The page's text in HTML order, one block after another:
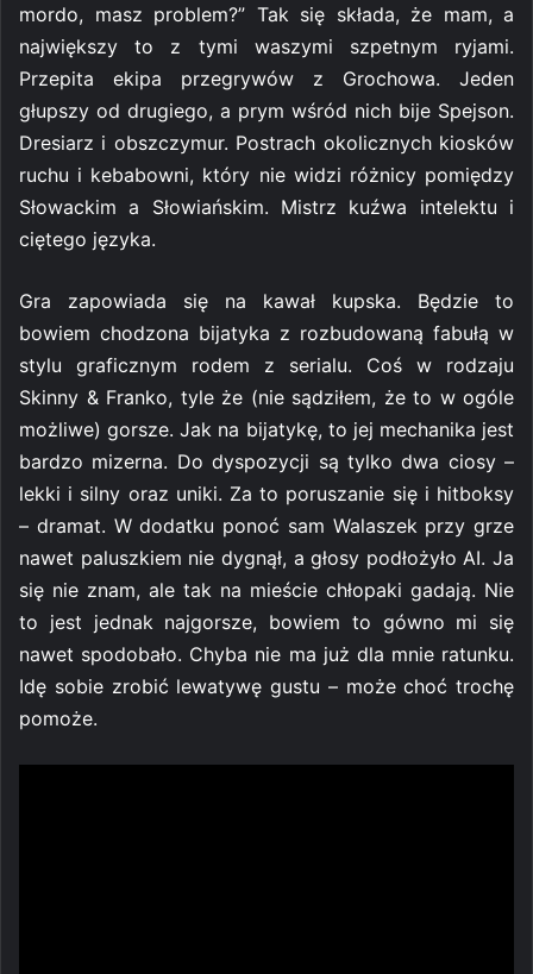
mordo, masz problem?” Tak się składa, że mam, a
największy to z tymi waszymi szpetnym ryjami.
Przepita ekipa przegrywów z Grochowa. Jeden
głupszy od drugiego, a prym wśród nich bije Spejson.
Dresiarz i obszczymur. Postrach okolicznych kiosków
ruchu i kebabowni, który nie widzi różnicy pomiędzy
Słowackim a Słowiańskim. Mistrz kuźwa intelektu i
ciętego języka.
Gra zapowiada się na kawał kupska. Będzie to
bowiem chodzona bijatyka z rozbudowaną fabułą w
stylu graficznym rodem z serialu. Coś w rodzaju
Skinny & Franko, tyle że (nie sądziłem, że to w ogóle
możliwe) gorsze. Jak na bijatykę, to jej mechanika jest
bardzo mizerna. Do dyspozycji są tylko dwa ciosy –
lekki i silny oraz uniki. Za to poruszanie się i hitboksy
– dramat. W dodatku ponoć sam Walaszek przy grze
nawet paluszkiem nie dygnął, a głosy podłożyło AI. Ja
się nie znam, ale tak na mieście chłopaki gadają. Nie
to jest jednak najgorsze, bowiem to gówno mi się
nawet spodobało. Chyba nie ma już dla mnie ratunku.
Idę sobie zrobić lewatywę gustu – może choć trochę
pomoże.